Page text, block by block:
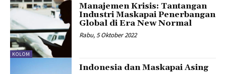
KOLOM
Manajemen Krisis: Tantangan
Industri Maskapai Penerbangan
Global di Era New Normal
Rabu, 5 Oktober 2022
Indonesia dan Maskapai Asing